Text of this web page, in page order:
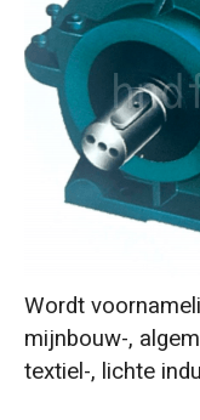
Wordt
mijnbouw-,
textiel-, lichte